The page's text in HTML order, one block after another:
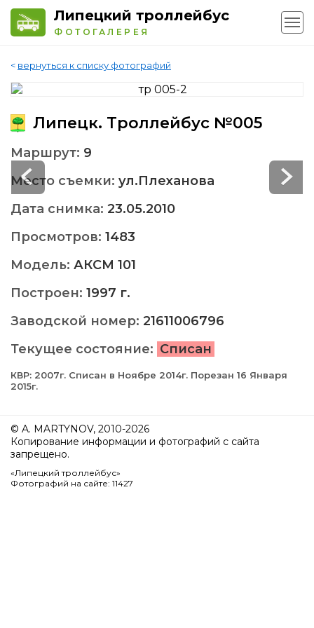
Липецкий троллейбус
ФОТОГАЛЕРЕЯ
< вернуться к списку фотографий
Липецк. Троллейбус №005
Маршрут: 9
Место съемки: ул.Плеханова
Дата снимка: 23.05.2010
Просмотров: 1483
Модель: АКСМ 101
Построен: 1997 г.
Заводской номер: 21611006796
Текущее состояние: Списан
КВР: 2007г. Списан в Ноябре 2014г. Порезан 16 Января
2015г.
© A. MARTYNOV, 2010-2026
Копирование информации и фотографий с сайта
запрещено.
«Липецкий троллейбус»
Фотографий на сайте: 11427